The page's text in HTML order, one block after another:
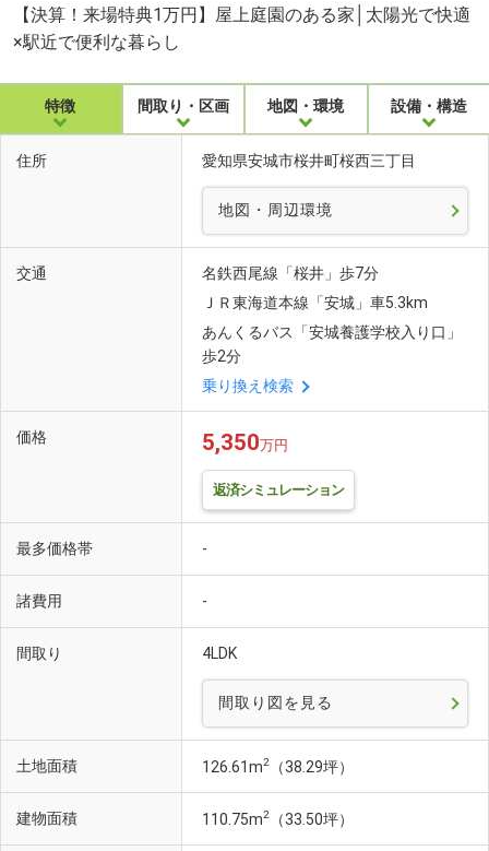
【決算！来場特典1万円】屋上庭園のある家│太陽光で快適
×駅近で便利な暮らし
特徴 間取り・区画 地図・環境 設備・構造
住所 愛知県安城市桜井町桜西三丁目
地図・周辺環境
交通
名鉄西尾線「桜井」歩7分
ＪＲ東海道本線「安城」車5.3km
あんくるバス「安城養護学校入り口」
歩2分
乗り換え検索
価格 5,350万円
返済シミュレーション
最多価格帯 -
諸費用 -
間取り 4LDK
間取り図を見る
土地面積 126.61m2 （38.29坪）
建物面積 110.75m2 （33.50坪）